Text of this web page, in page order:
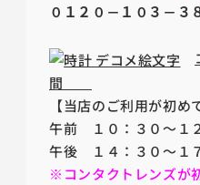
０１２０－１０３－３
間
【当店のご利用が初め
午前 １０：３０〜１
午後 １４：３０〜１
※コンタクトレンズが